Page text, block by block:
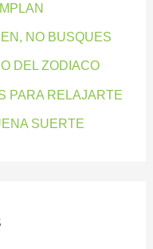
NO BUSQUES
DEL ZODIACO
PARA RELAJARTE
SUERTE